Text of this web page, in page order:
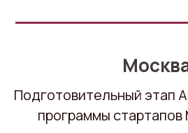
Подготовительный этап
программы